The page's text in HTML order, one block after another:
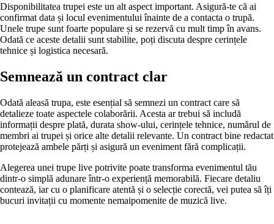
Disponibilitatea trupei este un alt aspect important. Asigură-te că ai
confirmat data și locul evenimentului înainte de a contacta o trupă.
Unele trupe sunt foarte populare și se rezervă cu mult timp în avans.
Odată ce aceste detalii sunt stabilite, poți discuta despre cerințele
tehnice și logistica necesară.
Semnează un contract clar
Odată aleasă trupa, este esențial să semnezi un contract care să
detalieze toate aspectele colaborării. Acesta ar trebui să includă
informații despre plată, durata show-ului, cerințele tehnice, numărul de
membri ai trupei și orice alte detalii relevante. Un contract bine redactat
protejează ambele părți și asigură un eveniment fără complicații.
Alegerea unei trupe live potrivite poate transforma evenimentul tău
dintr-o simplă adunare într-o experiență memorabilă. Fiecare detaliu
contează, iar cu o planificare atentă și o selecție corectă, vei putea să îți
bucuri invitații cu momente nemaipomenite de muzică live.